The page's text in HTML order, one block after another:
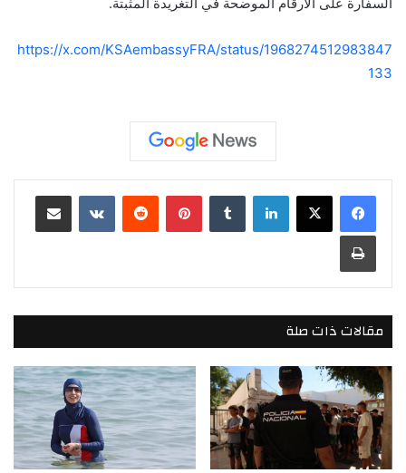
https://x.com/KSAembassyFRA/status/1968274512983847
133
لينكدإن بينتيريست مشاركة عبر البريد
طباعة
مقالات ذات صلة